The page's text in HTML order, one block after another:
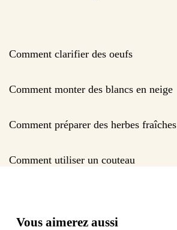
Comment clarifier des oeufs
Comment monter des blancs en neige
Comment préparer des herbes fraîches
Comment utiliser un couteau
Vous aimerez aussi